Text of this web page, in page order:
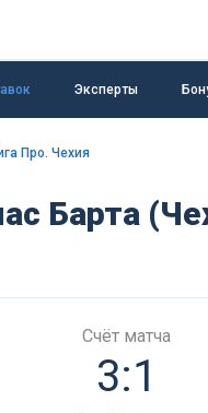
Эксперты
Про. Чехия
Барта
Счёт матча
3:1